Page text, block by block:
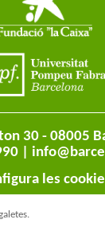
30 - 08005
|
les